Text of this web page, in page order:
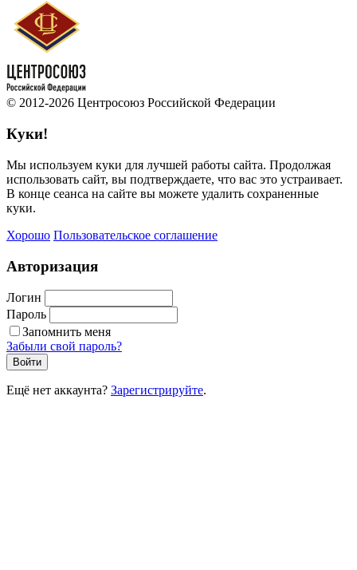
© 2012-2026 Центросоюз Российской Федерации
Куки!
Мы используем куки для лучшей работы сайта. Продолжая
использовать сайт, вы подтверждаете, что вас это устраивает.
В конце сеанса на сайте вы можете удалить сохраненные
куки.
Хорошо Пользовательское соглашение
Авторизация
Логин
Пароль
Запомнить меня
Забыли свой пароль?
Войти
Ещё нет аккаунта? Зарегистрируйте.